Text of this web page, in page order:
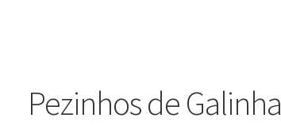
Pezinhos de Galinha